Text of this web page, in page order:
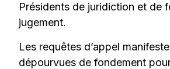
Présidents de juridiction et de
jugement.
Les requêtes d’appel
dépourvues de fondement